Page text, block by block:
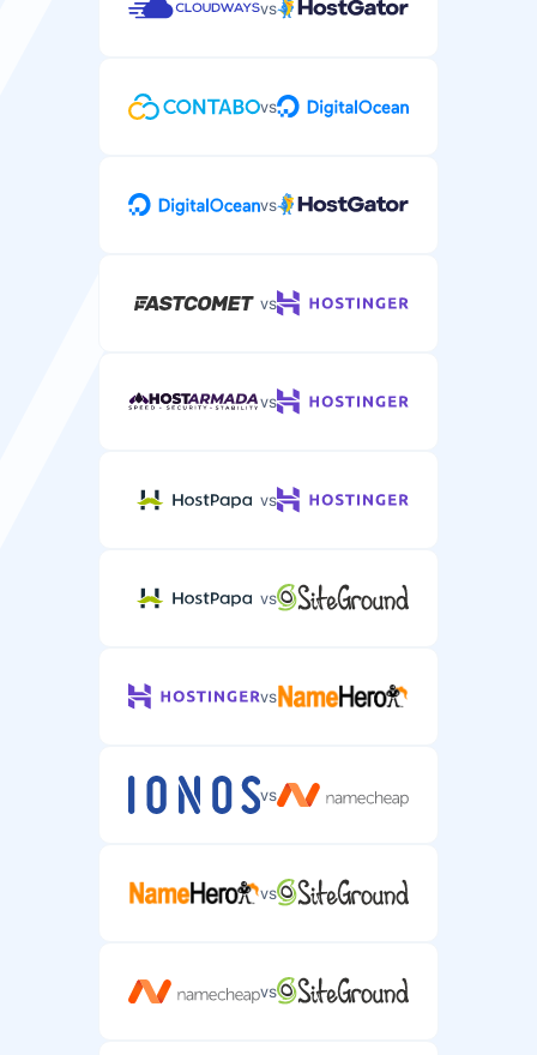
Czat na żywo w pilnych sprawach dotyczących
WordPress.
Wsparcie telefoniczne w złożonych kwestiach
hostingu WordPress.
vs
vs
vs
vs
vs
vs
vs
vs
vs
vs
vs